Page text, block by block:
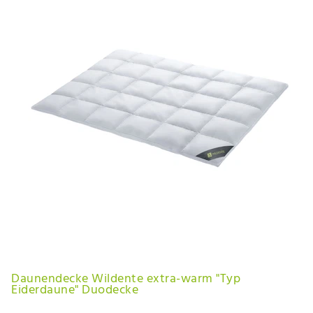
Daunendecke Wildente extra-warm "Typ
Eiderdaune" Duodecke